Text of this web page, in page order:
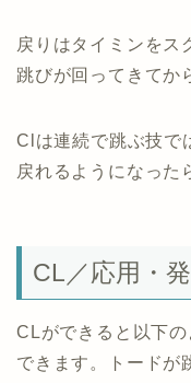
戻りはタイミンをス
跳びが回ってきてか
Clは連続で跳ぶ技で
戻れるようになった
CL／応用・
CLができると以下
できます。トードが